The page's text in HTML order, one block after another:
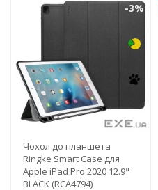
-3%
Чохол до планшета
Ringke Smart Case для
Apple iPad Pro 2020 12.9"
BLACK (RCA4794)